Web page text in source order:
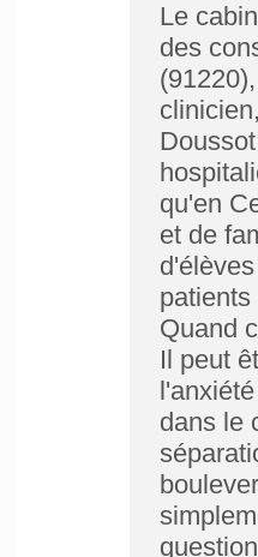
Le
des
qu'en
et de
Quand
Il peut
dans le